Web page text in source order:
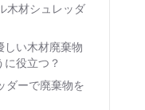
材シュレッダ
い木材廃棄物
役立つ？
ーで廃棄物を